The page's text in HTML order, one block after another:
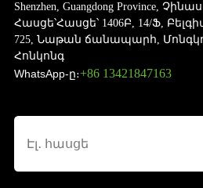
Shenzhen, Guangdong Province,
Հասցե՝Հասցե՝ 1406Բ, 14/Ֆ,
725, Նաթան ճանապարհ,
Հոնկոնգ
WhatsApp-ը։+86 13421847163